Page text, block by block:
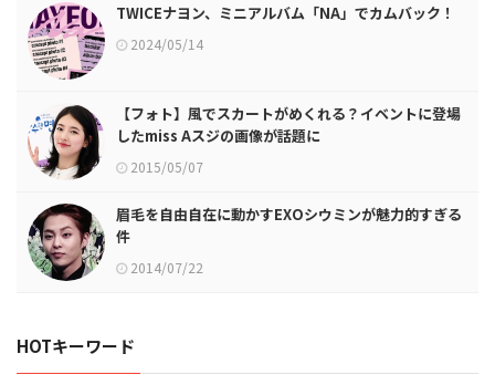
TWICEナヨン、ミニアルバム「NA」でカムバック！
2024/05/14
【フォト】風でスカートがめくれる？イベントに登場
したmiss Aスジの画像が話題に
2015/05/07
眉毛を自由自在に動かすEXOシウミンが魅力的すぎる
件
2014/07/22
HOTキーワード